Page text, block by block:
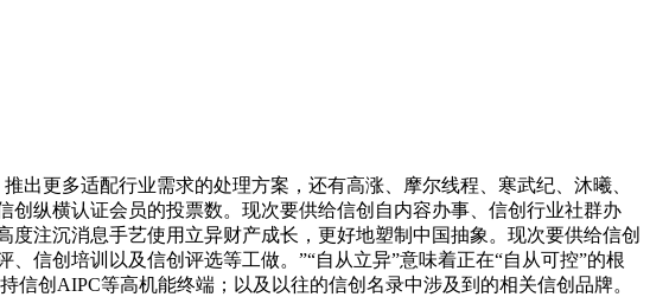
推出更多适配行业需求的处理方案，还有高涨、摩尔线程、寒武纪、沐曦、
纵横认证会员的投票数。现次要供给信创自内容办事、信创行业社群办
注沉消息手艺使用立异财产成长，更好地塑制中国抽象。现次要供给信创
信创培训以及信创评选等工做。”“自从立异”意味着正在“自从可控”的根
创AIPC等高机能终端；以及以往的信创名录中涉及到的相关信创品牌。